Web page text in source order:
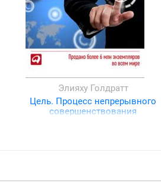
Элияху Голдратт
Цель. Процесс непрерывного
совершенствования